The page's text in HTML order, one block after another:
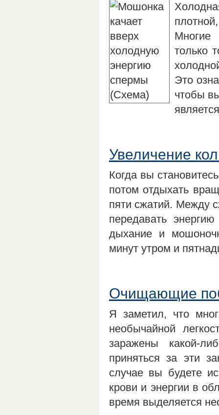
только
Это
чтобы
Увеличение
Когда вы
потом отдыхать
пяти сжатий. Между
передавать
дыхание и
минут утром и
Очищающие
Я заметил, что
необычайной
заражены какой-
приняться за эти
случае вы будете
крови и энергии в
время выделяется